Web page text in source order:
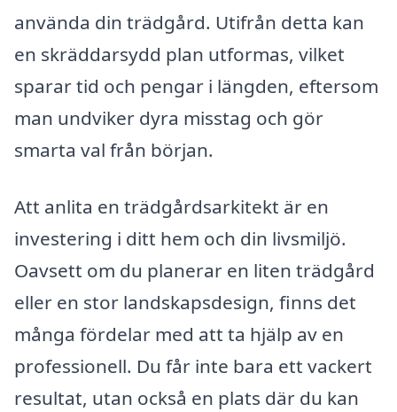
använda din trädgård. Utifrån detta kan
en skräddarsydd plan utformas, vilket
sparar tid och pengar i längden, eftersom
man undviker dyra misstag och gör
smarta val från början.
Att anlita en trädgårdsarkitekt är en
investering i ditt hem och din livsmiljö.
Oavsett om du planerar en liten trädgård
eller en stor landskapsdesign, finns det
många fördelar med att ta hjälp av en
professionell. Du får inte bara ett vackert
resultat, utan också en plats där du kan